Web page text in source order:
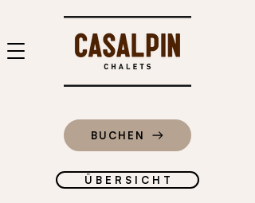
BUCHEN
Ü B E R S I C H T